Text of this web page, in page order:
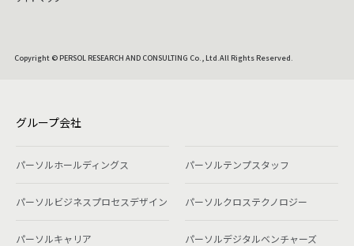
Copyright © PERSOL RESEARCH AND CONSULTING Co., Ltd.All Rights Reserved.
グループ会社
パーソルホールディングス パーソルテンプスタッフ
パーソルビジネスプロセスデザイン パーソルクロステクノロジー
パーソルキャリア パーソルデジタルベンチャーズ